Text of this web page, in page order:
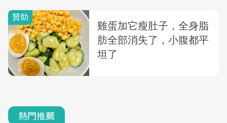
熱門推薦